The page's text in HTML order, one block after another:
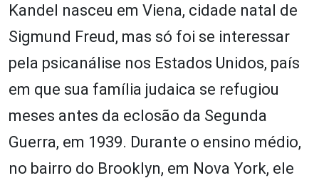
Kandel nasceu em Viena, cidade natal de
Sigmund Freud, mas só foi se interessar
pela psicanálise nos Estados Unidos, país
em que sua família judaica se refugiou
meses antes da eclosão da Segunda
Guerra, em 1939. Durante o ensino médio,
no bairro do Brooklyn, em Nova York, ele